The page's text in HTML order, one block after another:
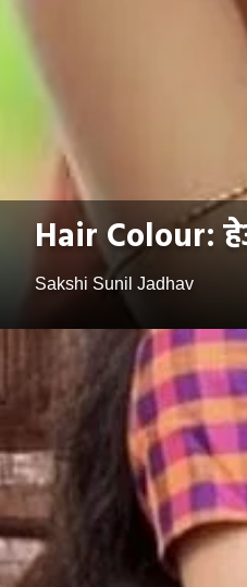
Hair Colour:
Sakshi Sunil Jadhav